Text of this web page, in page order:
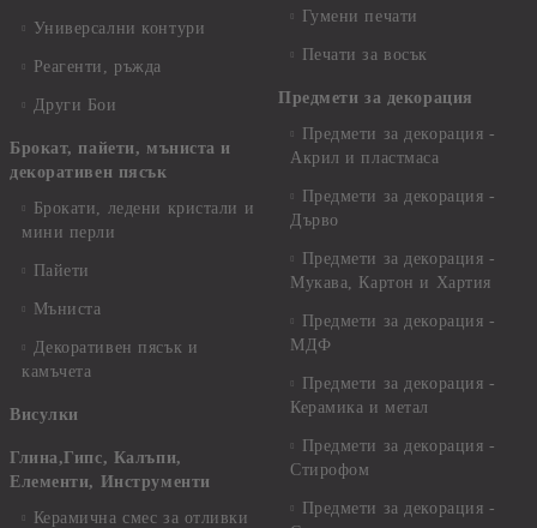
Универсални контури
Реагенти, ръжда
Други Бои
Брокат, пайети, мъниста и
декоративен пясък
Брокати, ледени кристали и
мини перли
Пайети
Мъниста
Декоративен пясък и
камъчета
Висулки
Глина,Гипс, Калъпи,
Елементи, Инструменти
Керамична смес за отливки
Гумени печати
Печати за восък
Предмети за декорация
Предмети за декорация -
Акрил и пластмаса
Предмети за декорация -
Дърво
Предмети за декорация -
Мукава, Картон и Хартия
Предмети за декорация -
МДФ
Предмети за декорация -
Керамика и метал
Предмети за декорация -
Стирофом
Предмети за декорация -